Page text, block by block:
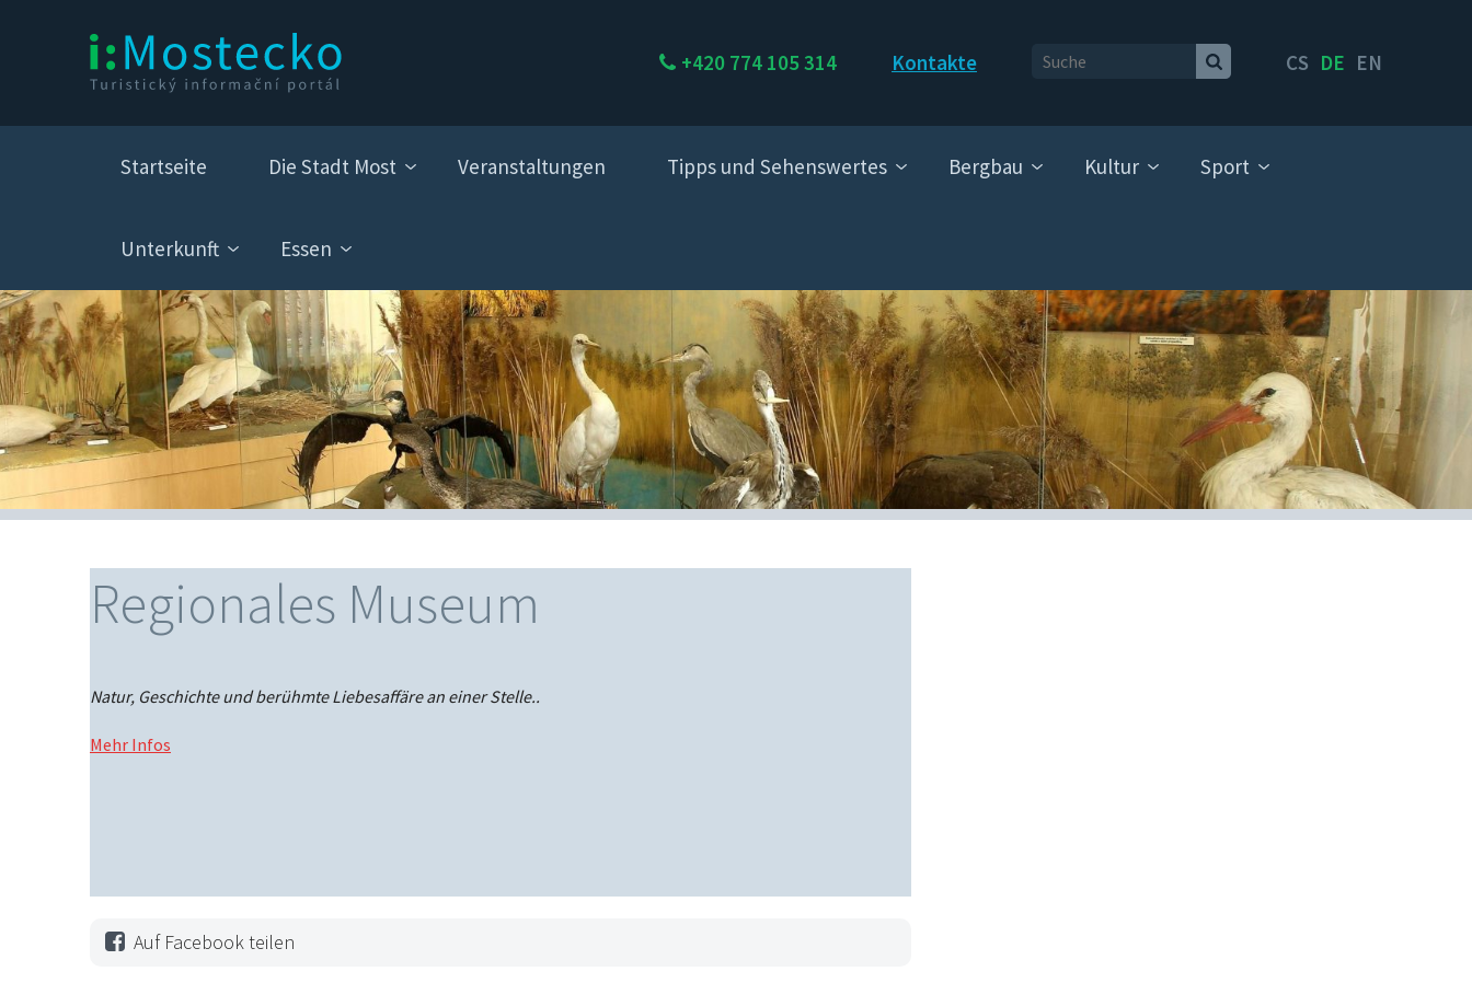
+420 774 105 314 Kontakte CS DE EN
Startseite Die Stadt Most Veranstaltungen Tipps und Sehenswertes Bergbau Kultur Sport
Unterkunft Essen
Regionales Museum
Natur, Geschichte und berühmte Liebesaffäre an einer Stelle..
Mehr Infos
Auf Facebook teilen